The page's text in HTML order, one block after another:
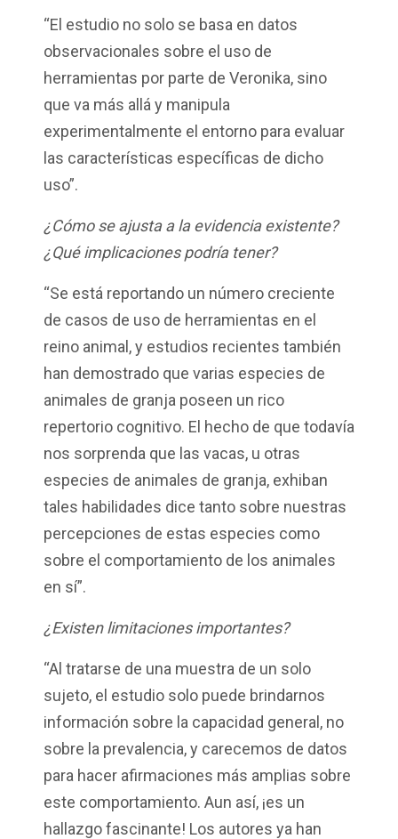
“El estudio no solo se basa en datos
observacionales sobre el uso de
herramientas por parte de Veronika, sino
que va más allá y manipula
experimentalmente el entorno para evaluar
las características específicas de dicho
uso”.
¿Cómo se ajusta a la evidencia existente?
¿Qué implicaciones podría tener?
“Se está reportando un número creciente
de casos de uso de herramientas en el
reino animal, y estudios recientes también
han demostrado que varias especies de
animales de granja poseen un rico
repertorio cognitivo. El hecho de que todavía
nos sorprenda que las vacas, u otras
especies de animales de granja, exhiban
tales habilidades dice tanto sobre nuestras
percepciones de estas especies como
sobre el comportamiento de los animales
en sí”.
¿Existen limitaciones importantes?
“Al tratarse de una muestra de un solo
sujeto, el estudio solo puede brindarnos
información sobre la capacidad general, no
sobre la prevalencia, y carecemos de datos
para hacer afirmaciones más amplias sobre
este comportamiento. Aun así, ¡es un
hallazgo fascinante! Los autores ya han